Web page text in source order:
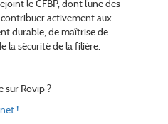
le CFBP, dont l’une des
activement aux
durable, de maîtrise de
la sécurité de la filière.
sur Rovip ?
!